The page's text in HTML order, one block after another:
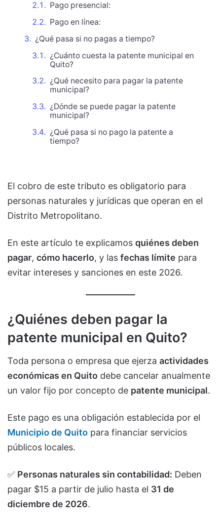
Pago presencial:
Pago en línea:
¿Qué pasa si no pagas a tiempo?
¿Cuánto cuesta la patente municipal en
Quito?
¿Qué necesito para pagar la patente
municipal?
¿Dónde se puede pagar la patente
municipal?
¿Qué pasa si no pago la patente a
tiempo?
El cobro de este tributo es obligatorio para
personas naturales y jurídicas que operan en el
Distrito Metropolitano.
En este artículo te explicamos quiénes deben
pagar, cómo hacerlo, y las fechas límite para
evitar intereses y sanciones en este 2026.
¿Quiénes deben pagar la
patente municipal en Quito?
Toda persona o empresa que ejerza actividades
económicas en Quito debe cancelar anualmente
un valor fijo por concepto de patente municipal.
Este pago es una obligación establecida por el
Municipio de Quito para financiar servicios
públicos locales.
✅ Personas naturales sin contabilidad: Deben
pagar $15 a partir de julio hasta el 31 de
diciembre de 2026.